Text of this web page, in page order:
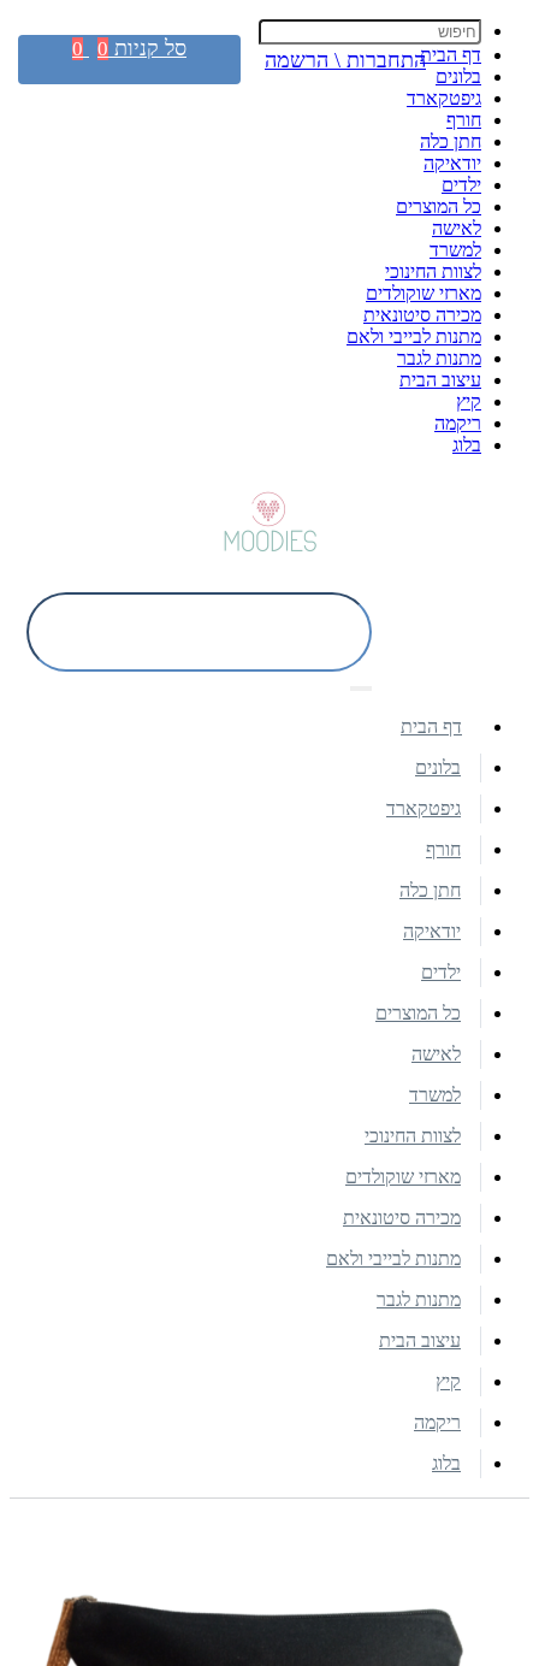
דף הבית
בלונים
גיפטקארד
חורף
חתן כלה
יודאיקה
ילדים
כל המוצרים
לאישה
למשרד
לצוות החינוכי
מארזי שוקולדים
מכירה סיטונאית
מתנות לבייבי ולאם
מתנות לגבר
עיצוב הבית
קיץ
ריקמה
בלוג
התחברות \ הרשמה סל קניות 0
0
דף הבית
בלונים
גיפטקארד
חורף
חתן כלה
יודאיקה
ילדים
כל המוצרים
לאישה
למשרד
לצוות החינוכי
מארזי שוקולדים
מכירה סיטונאית
מתנות לבייבי ולאם
מתנות לגבר
עיצוב הבית
קיץ
ריקמה
בלוג